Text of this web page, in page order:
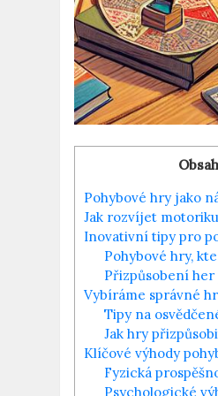
Pohybové hry jako
Jak rozvíjet
Inovativní tipy pro
Pohybové hry,
Přizpůsobení
Vybíráme správné
Tipy na
Jak hry
Klíčové výhody
Fyzická
Psychologické